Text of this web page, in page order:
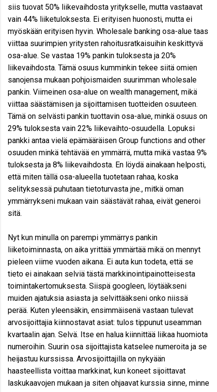
siis tuovat 50% liikevaihdosta yritykselle, mutta vastaavat
vain 44% liiketuloksesta. Ei erityisen huonosti, mutta ei
myöskään erityisen hyvin. Wholesale banking osa-alue taas
viittaa suurimpien yritysten rahoitusratkaisuihin keskittyvä
osa-alue. Se vastaa 19% pankin tuloksesta ja 20%
liikevaihdosta. Tämä osuus kumminkin tekee siitä omien
sanojensa mukaan pohjoismaiden suurimman wholesale
pankin. Viimeinen osa-alue on wealth management, mikä
viittaa säästämisen ja sijoittamisen tuotteiden osuuteen.
Tämä on selvästi pankin tuottavin osa-alue, minkä osuus on
29% tuloksesta vain 22% liikevaihto-osuudella. Lopuksi
pankki antaa vielä epämääräisen Group functions and other
osuuden minkä tehtävää en ymmärrä, mutta mikä vastaa 9%
tuloksesta ja 8% liikevaihdosta. En löydä ainakaan helposti,
että miten tällä osa-alueella tuotetaan rahaa, koska
selityksessä puhutaan tietoturvasta jne., mitkä oman
ymmärrykseni mukaan vain säästävät rahaa, eivät generoi
sitä.
Nyt kun minulla on parempi ymmärrys pankin
liiketoiminnasta, on aika yrittää ymmärtää mikä on mennyt
pieleen viime vuoden aikana. Ei auta kun todeta, että se
tieto ei ainakaan selviä tästä markkinointipainotteisesta
toimintakertomuksesta. Siispä googleen, löytääkseni
muiden ajatuksia asiasta ja selvittääkseni onko niissä
perää. Kuten yleensäkin, ensimmäisenä vastaan tulevat
arvosijoittajia kiinnostavat asiat: tulos tippunut useamman
kvartaalin ajan. Selvä. Itse en halua kiinnittää liikaa huomiota
numeroihin. Suurin osa sijoittajista katselee numeroita ja se
heijastuu kurssissa. Arvosijoittajilla on nykyään
haasteellista voittaa markkinat, kun koneet sijoittavat
laskukaavojen mukaan ja siten ohjaavat kurssia sinne, minne